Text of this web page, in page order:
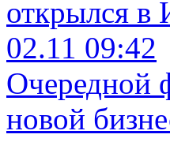
открылся в
02.11 09:42
Очередной
новой